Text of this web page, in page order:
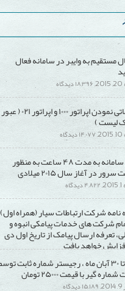
به وایبر در سامانه فعال
۱۸,۳۹۶ دیدگاه
برای
ارسال
مستقیم
به
وایبر
در
سامانه
فعال
گردید
خدماتی نمودن اپراتور ۱۰۰۰ و اپراتور ۰۲۱ ( عبور
)
۱۴,۰۷۷ دیدگاه
برای
خدماتی
نمودن
اپراتور
۱۰۰۰
و
اپراتور
۰۲۱
(
از
بلک
قطع سامانه به مدت ۴۸ ساعت به منظور
سال ۲۰۱۵ میلادی
۴,۸۲۲ دیدگاه
برای
قطع
سامانه
به
مدت
۴۸
ساعت
به
ارتباطات سیار (همراه اول)
های خدمات پیامکی انبوه و
ارسال پیامک از تاریخ اول دی
یافت
بنا
به
۳۰ آبان ماه ، رجیستر شماره ثابت توسط
۲۵۰۰۰ تومان
۱۵,۱۸۹ دیدگاه
برای